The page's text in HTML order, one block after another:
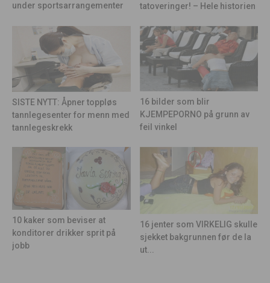
under sportsarrangementer
tatoveringer! – Hele historien
SISTE NYTT: Åpner toppløs
tannlegesenter for menn med
tannlegeskrekk
16 bilder som blir
KJEMPEPORNO på grunn av
feil vinkel
10 kaker som beviser at
konditorer drikker sprit på
jobb
16 jenter som VIRKELIG skulle
sjekket bakgrunnen før de la
ut...